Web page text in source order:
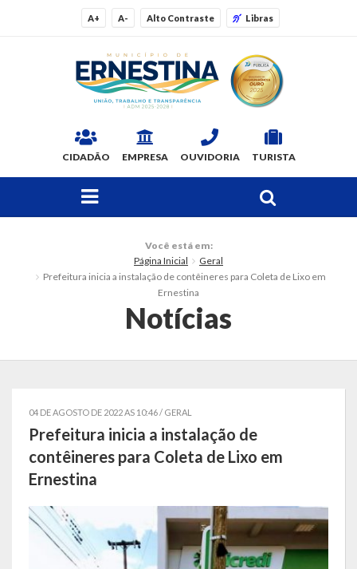
A+ A- Alto Contraste Libras
CIDADÃO EMPRESA OUVIDORIA TURISTA
Dados Gerais
Símbolos
Telefones Úteis
Secretarias
Estrutura organizacional
Administração
Você está em:
Página Inicial
Geral
Prefeitura inicia a instalação de contêineres para Coleta de Lixo em
Ernestina
Notícias
04 DE AGOSTO DE 2022 AS 10:46 / GERAL
Prefeitura inicia a instalação de
contêineres para Coleta de Lixo em
Ernestina